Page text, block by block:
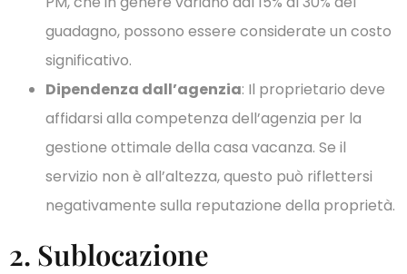
guadagno, possono essere considerate un costo
significativo.
Dipendenza dall’agenzia: Il proprietario deve
affidarsi alla competenza dell’agenzia per la
gestione ottimale della casa vacanza. Se il
servizio non è all’altezza, questo può riflettersi
negativamente sulla reputazione della proprietà.
2. Sublocazione